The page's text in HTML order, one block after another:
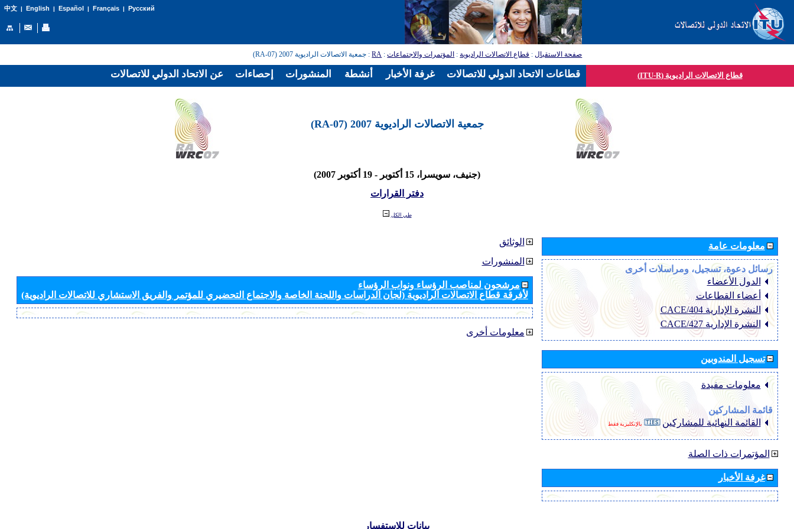
中文| English | Español | Français| Русский
صفحة الاستقبال: قطاع الاتصالات الراديوية: المؤتمرات والاجتماعات:
RA: جمعية الاتصالات الراديوية 2007 (RA-07)
قطاع الاتصالات الراديوية (ITU-R)
جمعية الاتصالات الراديوية 2007 (RA-07)
(جنيف، سويسرا، 15 أكتوبر - 19 أكتوبر 2007)
دفتر القرارات
طي الكل
الوثائق
المنشورات
مرشحون لمناصب الرؤساء ونواب الرؤساء
لأفرقة قطاع الاتصالات الراديوية (لجان الدراسات واللجنة الخاصة والاجتماع التحضيري للمؤتمر والفريق الاستشاري للاتصالات الراديوية)
معلومات أخرى
معلومات عامة
رسائل دعوة، تسجيل، ومراسلات أخرى
الدول الأعضاء
أعضاء القطاعات
النشرة الإدارية CACE/404
النشرة الإدارية CACE/427
تسجيل المندوبين
معلومات مفيدة
قائمة المشاركين
القائمة النهائية للمشاركين
بالإنكليزية فقط
المؤتمرات ذات الصلة
غرفة الأخبار
بيانات للاستفسار
عن الاتحاد الدولي للاتصالات إحصاءات المنشورات أنشطة غرفة الأخبار قطاعات الاتحاد الدولي للاتصالات